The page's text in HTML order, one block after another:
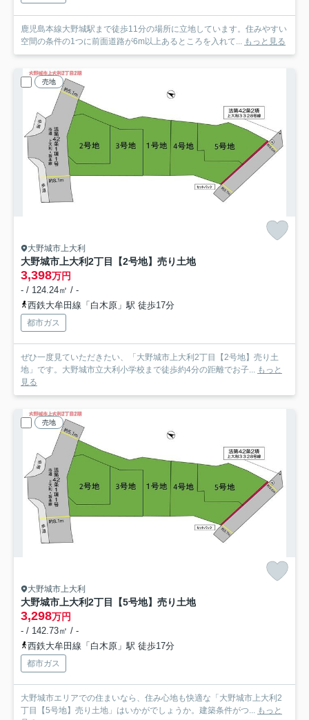
鹿児島本線大野城駅まで徒歩11分の場所に立地しています。住みやすい
空間の条件の1つに前面道路が6m以上あるところを入れて... もっと見る
売地
大野城市上大利
大野城市上大利2丁目【2号地】売り土地
3,398万円
- / 124.24㎡ / -
西鉄大牟田線「白木原」駅 徒歩17分
都市ガス
ぜひ一度見ていただきたい、「大野城市上大利2丁目【2号地】売り土
地」です。大野城市立大利小学校まで徒歩約4分の距離でお子... もっと
見る
売地
大野城市上大利
大野城市上大利2丁目【5号地】売り土地
3,298万円
- / 142.73㎡ / -
西鉄大牟田線「白木原」駅 徒歩17分
都市ガス
大野城市エリアでの住まいなら、住み心地も快適な「大野城市上大利2
丁目【5号地】売り土地」はいかがでしょうか。建築条件がつ... もっと